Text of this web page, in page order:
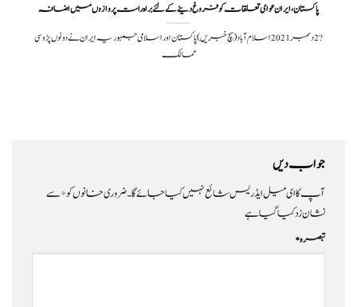
پاکستان ، ایران عوامی تعلقات کو فروغ دینے کے لئے براہ راست پروازوں میں اضافہ
?️ 2 دسمبر 2021اسلام آباد (سچ خبریں)پاکستان اور اسلامی جمہوریہ ایران نے دونوں پڑوسی
ممالک
جواب دیں
آپ کا ای میل ایڈریس شائع نہیں کیا جائے گا۔ضروری خانوں کو*سے
نشان زد کیا گیا ہے
تبصرہ*